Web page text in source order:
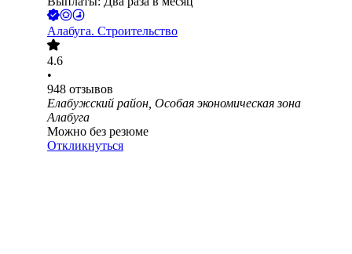
Алабуга. Строительство
4.6
•
948 отзывов
Елабужский район, Особая экономическая зона
Алабуга
Можно без резюме
Откликнуться